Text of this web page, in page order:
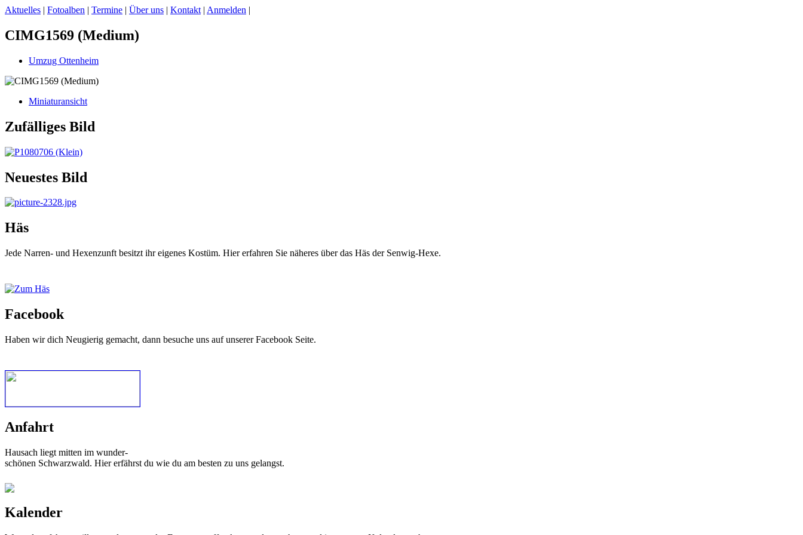
Aktuelles | Fotoalben | Termine | Über uns | Kontakt | Anmelden |
CIMG1569 (Medium)
Umzug Ottenheim
Miniaturansicht
Zufälliges Bild
Neuestes Bild
Häs
Jede Narren- und Hexenzunft besitzt ihr eigenes Kostüm. Hier erfahren Sie näheres über das Häs der Senwig-Hexe.
Facebook
Haben wir dich Neugierig gemacht, dann besuche uns auf unserer Facebook Seite.
Anfahrt
Hausach liegt mitten im wunder-
schönen Schwarzwald. Hier erfährst du wie du am besten zu uns gelangst.
Kalender